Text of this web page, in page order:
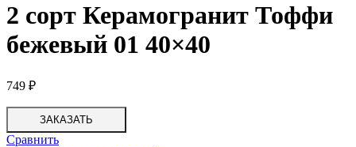
2 сорт Керамогранит Тоффи
бежевый 01 40×40
749 ₽
ЗАКАЗАТЬ
Сравнить